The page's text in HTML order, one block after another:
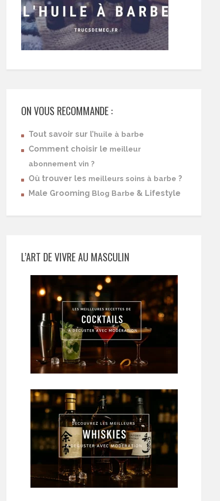
ON VOUS RECOMMANDE :
Tout savoir sur l’huile à barbe
Comment choisir le meilleur
abonnement vin ?
Où trouver les meilleurs soins à barbe ?
Male Grooming Blog Barbe & Lifestyle
L’ART DE VIVRE AU MASCULIN